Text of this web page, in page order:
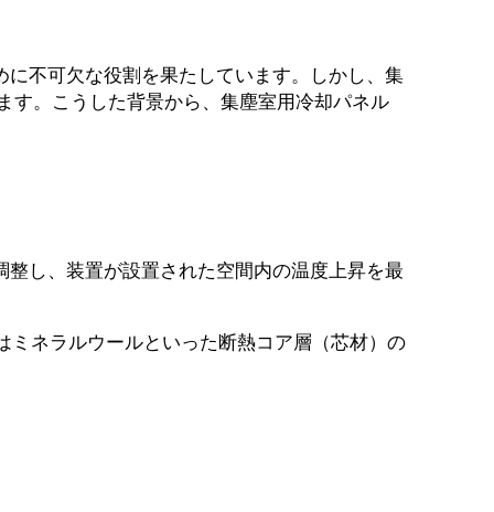
不可欠な役割を果たしています。しかし、集
す。こうした背景から、集塵室用冷却パネル
し、装置が設置された空間内の温度上昇を最
ミネラルウールといった断熱コア層（芯材）の